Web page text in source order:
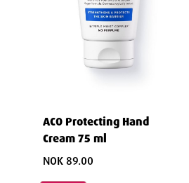
ACO Protecting Hand
Cream 75 ml
NOK 89.00